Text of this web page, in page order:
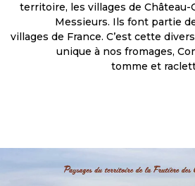
territoire, les villages de Château-
Messieurs. Ils font partie
villages de France. C’est cette
unique à nos fromages,
tomme et